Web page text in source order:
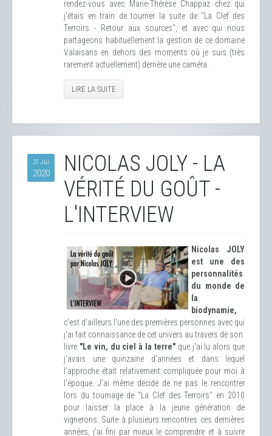
rendez-vous avec Marie-Thérèse Chappaz chez qui
j'étais en train de tourner la suite de "La Clef des
Terroirs - Retour aux sources", et avec qui nous
partageons habituellement la gestion de ce domaine
Valaisans en dehors des moments où je suis (très
rarement actuellement) derrière une caméra.
LIRE LA SUITE
21 Jui
2020
NICOLAS JOLY - LA
VÉRITÉ DU GOÛT -
L'INTERVIEW
Nicolas JOLY
est une des
personnalités
du monde de
la
biodynamie,
c'est d'ailleurs l'une des premières personnes avec qui
j'ai fait connaissance de cet univers au travers de son
livre "Le vin, du ciel à la terre"que j'ai lu alors que
j'avais une quinzaine d'années et dans lequel
l'approche était relativement compliquée pour moi à
l'époque. J'ai même décidé de ne pas le rencontrer
lors du tournage de "La Clef des Terroirs" en 2010
pour laisser la place à la jeune génération de
vignerons. Suite à plusieurs rencontres ces dernières
années, j'ai fini par mieux le comprendre et à suivre